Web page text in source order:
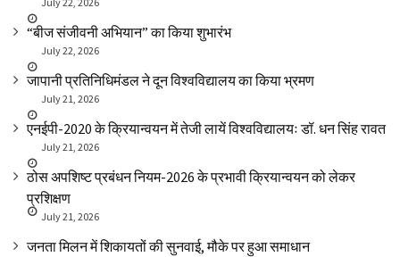
“बीज संजीवनी अभियान” का किया शुभारंभ
July 22, 2026
जापानी प्रतिनिधिमंडल ने दून विश्वविद्यालय का किया भ्रमण
July 21, 2026
एनईपी-2020 के क्रियान्वयन में तेजी लायें विश्वविद्यालयः डॉ. धन सिंह रावत
July 21, 2026
ठोस अपशिष्ट प्रबंधन नियम-2026 के प्रभावी क्रियान्वयन को लेकर
प्रशिक्षण
July 21, 2026
जनता मिलन में शिकायतों की सुनवाई, मौके पर हुआ समाधान